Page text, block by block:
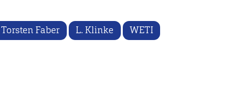
Faber L. Klinke WETI